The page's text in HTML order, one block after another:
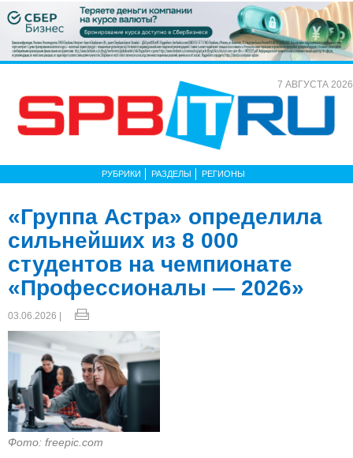
7 АВГУСТА 2026
РУБРИКИ РАЗДЕЛЫ РЕГИОНЫ
«Группа Астра» определила
сильнейших из 8 000
студентов на чемпионате
«Профессионалы — 2026»
03.06.2026 |
Фото: freepic.com